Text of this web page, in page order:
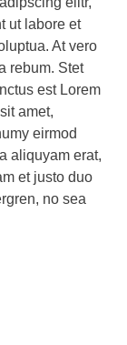
ut labore et
At vero
rebum. Stet
est Lorem
amet,
eirmod
aliquyam erat,
et justo duo
no sea